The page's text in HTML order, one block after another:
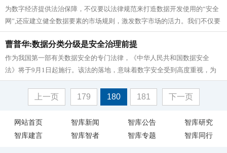
为数字经济提供法治保障，不仅要以法律规范来打造数据开发使用的“安全
网”,还应建立健全数据要素的市场规则，激发数字市场的活力。我们不仅要
顺势而为，而且要根据其发展...
曹普华:数据分类分级是安全治理前提
作为我国第一部有关数据安全的专门法律，《中华人民共和国数据安全
法》将于9月1日起施行。该法的落地，意味着数字安全受到高度重视，为
数字经济发展保驾护航。 作为数字...
上一页 179 180 181 下一页
网站首页 智库新闻 智库公告
智库研究
智库建言
智库智者 智库专题 智库同行